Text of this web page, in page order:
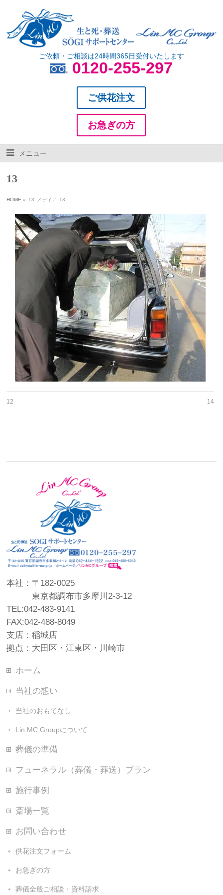
ご依頼・ご相談は24時間365日受付いたします
0120-255-297
ご供花注文
お急ぎの方
メニュー
13
HOME » 13 メディア 13
12 14
本社：〒182-0025
東京都調布市多摩川2-3-12
TEL:042-483-9141
FAX:042-488-8049
支店：稲城店
拠点：大田区・江東区・川崎市
ホーム
当社の想い
当社のおもてなし
Lin MC Groupについて
葬儀の準備
フューネラル（葬儀・葬送）プラン
施行事例
斎場一覧
お問い合わせ
供花注文フォーム
お急ぎの方
葬儀全般ご相談・資料請求